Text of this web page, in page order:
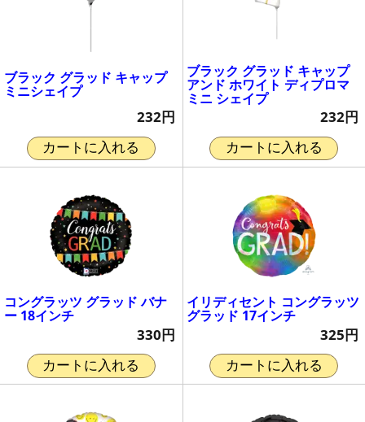
ブラック グラッド キャップ
ミニシェイプ
232円
カートに入れる
ブラック グラッド キャップ
アンド ホワイト ディプロマ
ミニ シェイプ
232円
カートに入れる
コングラッツ グラッド バナ
ー 18インチ
330円
カートに入れる
イリディセント コングラッツ
グラッド 17インチ
325円
カートに入れる